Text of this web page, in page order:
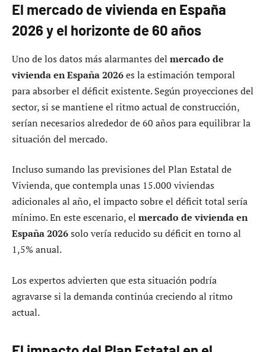
El mercado de vivienda en España
2026 y el horizonte de 60 años
Uno de los datos más alarmantes del mercado de
vivienda en España 2026es la estimación temporal
para absorber el déficit existente. Según proyecciones del
sector, si se mantiene el ritmo actual de construcción,
serían necesarios alrededor de 60 años para equilibrar la
situación del mercado.
Incluso sumando las previsiones del Plan Estatal de
Vivienda, que contempla unas 15.000 viviendas
adicionales al año, el impacto sobre el déficit total sería
mínimo. En este escenario, el mercado de vivienda en
España 2026solo vería reducido su déficit en torno al
1,5% anual.
Los expertos advierten que esta situación podría
agravarse si la demanda continúa creciendo al ritmo
actual.